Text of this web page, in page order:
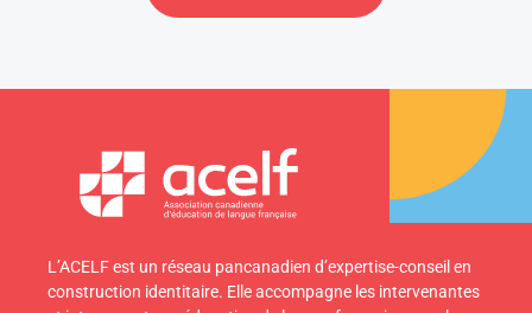
L’ACELF est un réseau pancanadien d’expertise-conseil en
construction identitaire. Elle accompagne les intervenantes